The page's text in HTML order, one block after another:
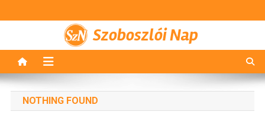
Szoboszlói Nap
NOTHING FOUND